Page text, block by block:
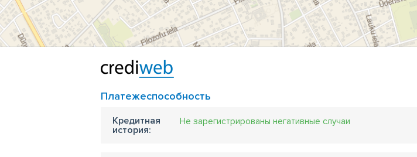
Платежеспособность
Кредитная
история:
Не зарегистрированы негативные случаи